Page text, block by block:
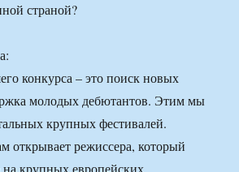
страной?
конкурса – это поиск новых
молодых дебютантов. Этим мы
крупных фестивалей.
открывает режиссера, который